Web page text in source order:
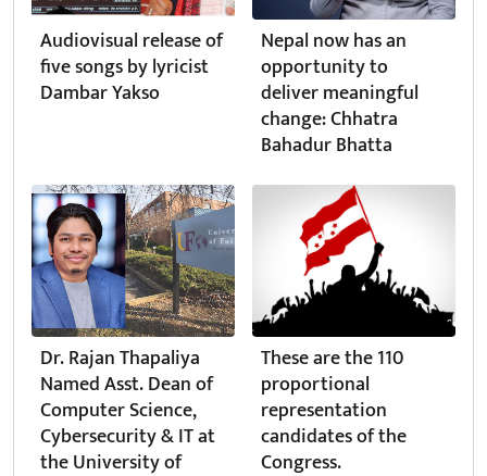
Audiovisual release of
five songs by lyricist
Dambar Yakso
Nepal now has an
opportunity to
deliver meaningful
change: Chhatra
Bahadur Bhatta
Dr. Rajan Thapaliya
Named Asst. Dean of
Computer Science,
Cybersecurity & IT at
the University of
These are the 110
proportional
representation
candidates of the
Congress.